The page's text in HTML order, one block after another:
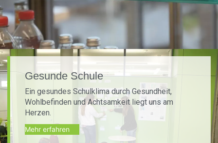
Gesunde Schule
Ein gesundes Schulklima durch Gesundheit,
Wohlbefinden und Achtsamkeit liegt uns am
Herzen.
Mehr erfahren